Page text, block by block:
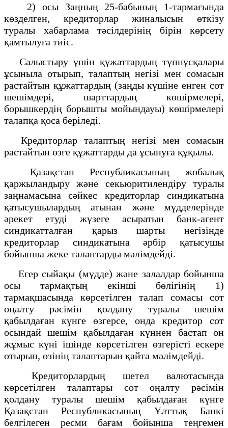
2) осы Заңның 25-бабының 1-тармағында
көзделген, кредиторлар жиналысын өткізу
туралы хабарлама тәсілдерінің бірін көрсету
қамтылуға тиіс.
Салыстыру үшін құжаттардың түпнұсқалары
ұсыныла отырып, талаптың негізі мен сомасын
растайтын құжаттардың (заңды күшіне енген сот
шешімдері, шарттардың көшірмелері,
борышкердің борышты мойындауы) көшірмелері
талапқа қоса беріледі.
Кредиторлар талаптың негізі мен сомасын
растайтын өзге құжаттарды да ұсынуға құқылы.
Қазақстан Республикасының жобалық
қаржыландыру және секьюритилендіру туралы
заңнамасына сәйкес кредиторлар синдикатына
қатысушылардың атынан және мүдделерінде
әрекет етуді жүзеге асыратын банк-агент
синдикатталған қарыз шарты негізінде
кредиторлар синдикатына әрбір қатысушы
бойынша жеке талаптарды мәлімдейді.
Егер сыйақы (мүдде) және залалдар бойынша
осы тармақтың екінші бөлігінің 1)
тармақшасында көрсетілген талап сомасы сот
оңалту рәсімін қолдану туралы шешім
қабылдаған күнге өзгерсе, онда кредитор сот
осындай шешім қабылдаған күннен бастап он
жұмыс күні ішінде көрсетілген өзгерісті ескере
отырып, өзінің талаптарын қайта мәлімдейді.
Кредиторлардың шетел валютасында
көрсетілген талаптары сот оңалту рәсімін
қолдану туралы шешім қабылдаған күнге
Қазақстан Республикасының Ұлттық Банкі
белгілеген ресми бағам бойынша теңгемен